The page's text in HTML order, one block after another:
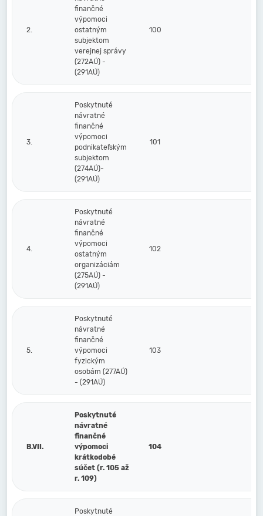
2.
finančné
výpomoci
ostatným
subjektom
verejnej správy
(272AÚ) -
(291AÚ)
100
3.
Poskytnuté
návratné
finančné
výpomoci
podnikateľským
subjektom
(274AÚ)-
(291AÚ)
101
4.
Poskytnuté
návratné
finančné
výpomoci
ostatným
organizáciám
(275AÚ) -
(291AÚ)
102
5.
Poskytnuté
návratné
finančné
výpomoci
fyzickým
osobám (277AÚ)
- (291AÚ)
103
B.VII.
Poskytnuté
návratné
finančné
výpomoci
krátkodobé
súčet (r. 105 až
r. 109)
104
Poskytnuté